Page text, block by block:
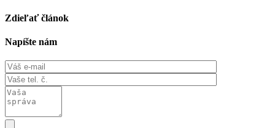
Zdieľať článok
Napíšte nám